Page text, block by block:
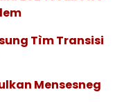
Tìm Transisi
Mensesneg